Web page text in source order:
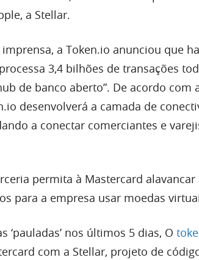
a Stellar.
a Token.io anunciou que
3,4 bilhões de transações
de banco aberto”. De acordo com
desenvolverá a camada de
a conectar comerciantes e
permita à Mastercard
para a empresa usar moedas
‘pauladas’ nos últimos 5 dias, O
com a Stellar, projeto de